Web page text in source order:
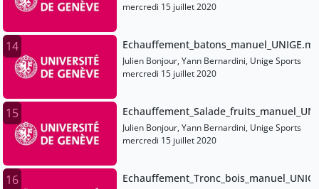
mercredi 15 juillet 2020
14
Julien Bonjour, Yann Bernardini, Unige Sports
mercredi 15 juillet 2020
15
Julien Bonjour, Yann Bernardini, Unige Sports
mercredi 15 juillet 2020
16